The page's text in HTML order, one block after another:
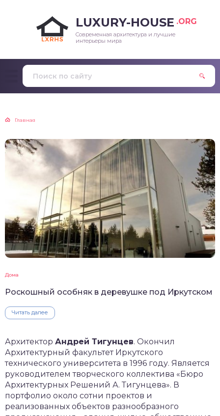
LUXURY-HOUSE .ORG
Современная архитектура и лучшие
интерьеры мира
Главная
Дома
Роскошный особняк в деревушке под Иркутском
Читать далее
Архитектор Андрей Тигунцев. Окончил
Архитектурный факультет Иркутского
технического университета в 1996 году. Является
руководителем творческого коллектива «Бюро
Архитектурных Решений А. Тигунцева». В
портфолио около сотни проектов и
реализованных объектов разнообразного